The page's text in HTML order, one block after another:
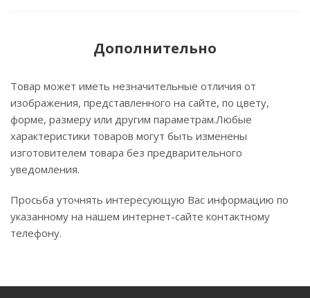
Дополнительно
Товар может иметь незначительные отличия от
изображения, представленного на сайте, по цвету,
форме, размеру или другим параметрам.Любые
характеристики товаров могут быть изменены
изготовителем товара без предварительного
уведомления.
Просьба уточнять интересующую Вас информацию по
указанному на нашем интернет-сайте контактному
телефону.